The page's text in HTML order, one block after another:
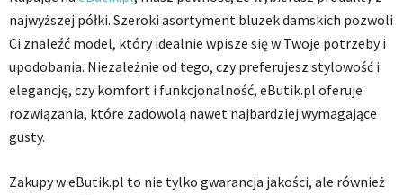
najwyższej półki. Szeroki asortyment bluzek damskich pozwoli
Ci znaleźć model, który idealnie wpisze się w Twoje potrzeby i
upodobania. Niezależnie od tego, czy preferujesz stylowość i
elegancję, czy komfort i funkcjonalność, eButik.pl oferuje
rozwiązania, które zadowolą nawet najbardziej wymagające
gusty.
Zakupy w eButik.pl to nie tylko gwarancja jakości, ale również